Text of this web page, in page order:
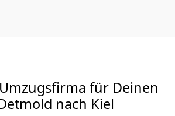
für Deinen
nach Kiel